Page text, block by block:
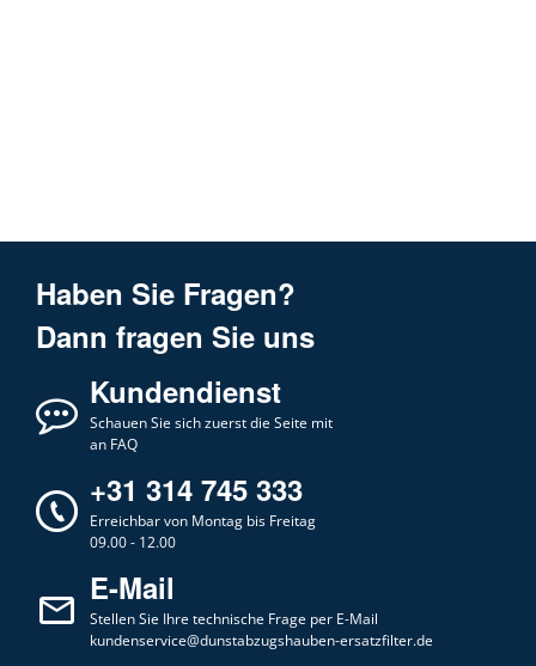
Haben Sie Fragen?
Dann fragen Sie uns
Kundendienst
Schauen Sie sich zuerst die Seite mit
an FAQ
+31 314 745 333
Erreichbar von Montag bis Freitag
09.00 - 12.00
E-Mail
Stellen Sie Ihre technische Frage per E-Mail
kundenservice@dunstabzugshauben-ersatzfilter.de